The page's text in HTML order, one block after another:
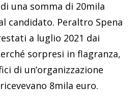
una somma di 20mila
candidato. Peraltro Spena
a luglio 2021 dai
sorpresi in flagranza,
di un’organizzazione
8mila euro.